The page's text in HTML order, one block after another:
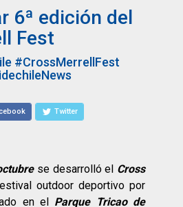
6ª edición del
Fest
#CrossMerrellFest
Twitter
se desarrolló el Cross
outdoor deportivo por
en el Parque Tricao de